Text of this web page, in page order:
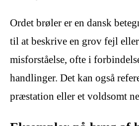
Ordet brøler er en dansk
til at beskrive en grov fejl
misforståelse, ofte i
handlinger. Det kan også
præstation eller et voldsomt